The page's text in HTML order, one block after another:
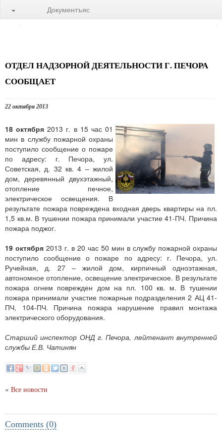
Документъяс
ОТДЕЛ НАДЗОРНОЙ ДЕЯТЕЛЬНОСТИ Г. ПЕЧОРА
СООБЩАЕТ
22 октября 2013
18 октября 2013 г. в 15 час 01
мин в службу пожарной охраны
поступило сообщение о пожаре
по адресу: г. Печора, ул.
Советская, д. 32 кв. 4 – жилой
дом, деревянный двухэтажный,
отопление печное,
электрическое освещения. В
результате пожара повреждена входная дверь квартиры на пл.
1,5 кв.м. В тушении пожара принимали участие 41-ПЧ. Причина
пожара поджог.
19 октября 2013 г. в 20 час 50 мин в службу пожарной охраны
поступило сообщение о пожаре по адресу: г. Печора, ул.
Ручейная, д. 27 – жилой дом, кирпичный одноэтажная,
автономное отопление, освещение электрическое. В результате
пожара огнем поврежден дом на пл. 100 кв. м. В тушении
пожара принимали участие пожарные подразделения 2 АЦ 41-
ПЧ, 104-ПЧ. Причина пожара нарушение правил монтажа
электрического оборудования.
Старший инспектор ОНД г. Печора, лейтенант внутренней
службы Е.В. Чатинян
« Все новости
Comments (0)